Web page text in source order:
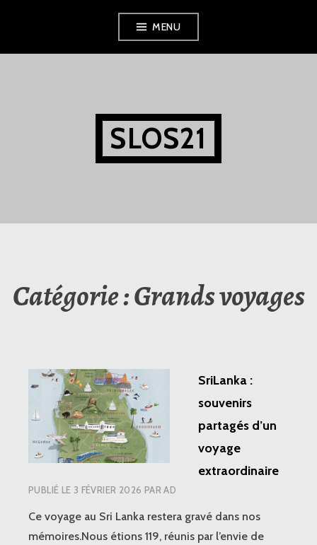
MENU
SLOS21
Catégorie :Grands voyages
SriLanka :
souvenirs
partagés d’un
voyage
extraordinaire
PUBLIÉ LE 3 FÉVRIER 2026 PARAD
Ce voyage au Sri Lanka restera gravé dans nos
mémoires.Nous étions 119, réunis par l’envie de